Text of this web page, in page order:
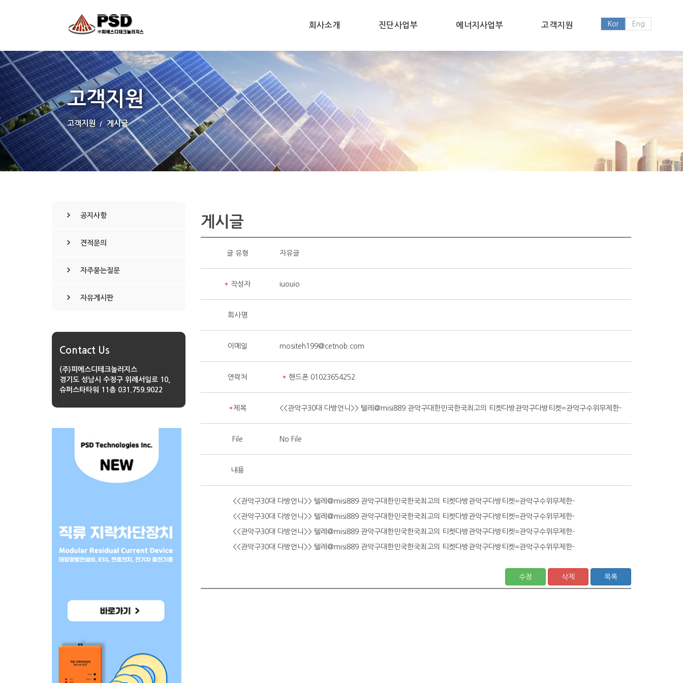
Kor Eng
회사소개 진단사업부 에너지사업부 고객지원
고객지원
고객지원 게시글
공지사항
견적문의
자주묻는질문
자유게시판
Contact Us
(주)피에스디테크놀러지스
경기도 성남시 수정구 위례서일로 10,
슈퍼스타타워 11층 031.759.9022
게시글
글 유형 자유글
* 작성자 iuouio
회사명
이메일 mositeh199@cetnob.com
연락처 * 핸드폰 01023654252
*제목 <<관악구30대 다방언니>> 텔레@misi889 관악구대한민국한국최고의 티켓다방관악구다방티켓=관악구수위무제한-
File No File
내용
<<관악구30대 다방언니>> 텔레@misi889 관악구대한민국한국최고의 티켓다방관악구다방티켓=관악구수위무제한-
<<관악구30대 다방언니>> 텔레@misi889 관악구대한민국한국최고의 티켓다방관악구다방티켓=관악구수위무제한-
<<관악구30대 다방언니>> 텔레@misi889 관악구대한민국한국최고의 티켓다방관악구다방티켓=관악구수위무제한-
<<관악구30대 다방언니>> 텔레@misi889 관악구대한민국한국최고의 티켓다방관악구다방티켓=관악구수위무제한-
수정 삭제 목록